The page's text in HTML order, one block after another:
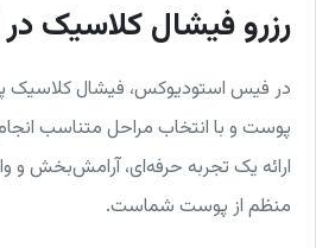
رزرو فیشال کلاسیک در
در فیس استودیوکس، فیشال کلاسیک
پوست و با انتخاب مراحل متناسب
ارائه یک تجربه حرفه‌ای، آرامش‌بخش و
منظم از پوست شماست.